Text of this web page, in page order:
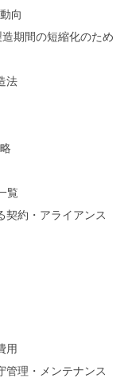
向
期間の短縮化のため
法
覧
約・アライアンス
用
理・メンテナンス